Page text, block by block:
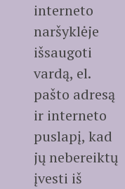
interneto
naršyklėje
išsaugoti
vardą, el.
pašto adresą
ir interneto
puslapį, kad
jų nebereiktų
įvesti iš